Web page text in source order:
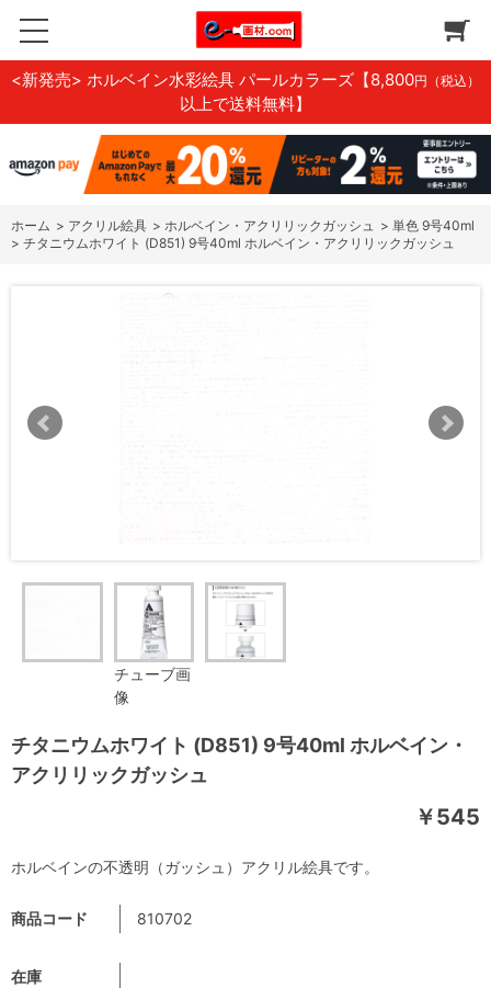
<新発売> ホルベイン水彩絵具 パールカラーズ 【8,800円（税込）
以上で送料無料】
ホーム > アクリル絵具 > ホルベイン・アクリリックガッシュ > 単色 9号40ml
> チタニウムホワイト (D851) 9号40ml ホルベイン・アクリリックガッシュ
チューブ画
像
チタニウムホワイト (D851) 9号40ml ホルベイン・
アクリリックガッシュ
￥545
商品コード 810702
在庫
ホルベインの不透明（ガッシュ）アクリル絵具です。